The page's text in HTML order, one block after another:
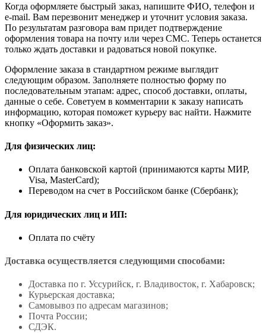
Когда оформляете быстрый заказ, напишите ФИО, телефон и
e-mail. Вам перезвонит менеджер и уточнит условия заказа.
По результатам разговора вам придет подтверждение
оформления товара на почту или через СМС. Теперь останется
только ждать доставки и радоваться новой покупке.
Оформление заказа в стандартном режиме выглядит
следующим образом. Заполняете полностью форму по
последовательным этапам: адрес, способ доставки, оплаты,
данные о себе. Советуем в комментарии к заказу написать
информацию, которая поможет курьеру вас найти. Нажмите
кнопку «Оформить заказ».
Для физических лиц:
Оплата банковской картой (принимаются карты МИР,
Visa, MasterCard);
Переводом на счет в Российском банке (Сбербанк);
Для юридических лиц и ИП:
Оплата по счёту
Доставка осуществляется следующими способами:
Доставка по г. Уссурийск, г. Владивосток, г. Хабаровск;
Курьерская доставка;
Самовывоз по адресам магазинов;
Почта России;
СДЭК.